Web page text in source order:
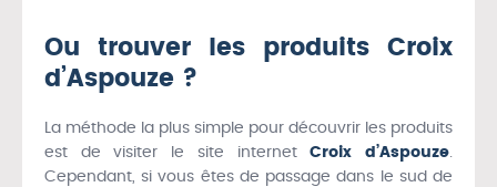
Ou trouver les produits Croix
d’Aspouze ?
La méthode la plus simple pour découvrir les produits
est de visiter le site internetCroix d’Aspouze.
Cependant, si vous êtes de passage dans le sud de